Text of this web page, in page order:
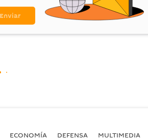
ECONOMÍA DEFENSA MULTIMEDIA